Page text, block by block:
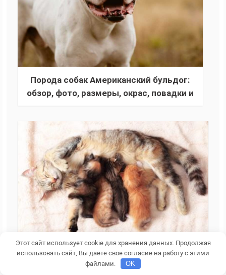
Порода собак Американский бульдог:
обзор, фото, размеры, окрас, повадки и
содеражние
Как принять роды у кошки в домашних
условиях и что делать с новорожденными
Этот сайт использует cookie для хранения данных. Продолжая
использовать сайт, Вы даете свое согласие на работу с этими
файлами.
OK